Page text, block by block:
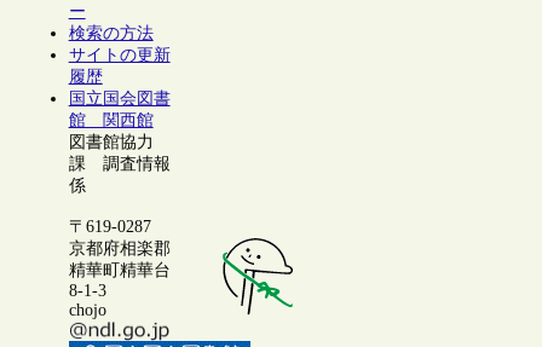
ー
検索の方法
サイトの更新
履歴
国立国会図書
館 関西館
図書館協力
課 調査情報
係
〒619-0287
京都府相楽郡
精華町精華台
8-1-3
chojo